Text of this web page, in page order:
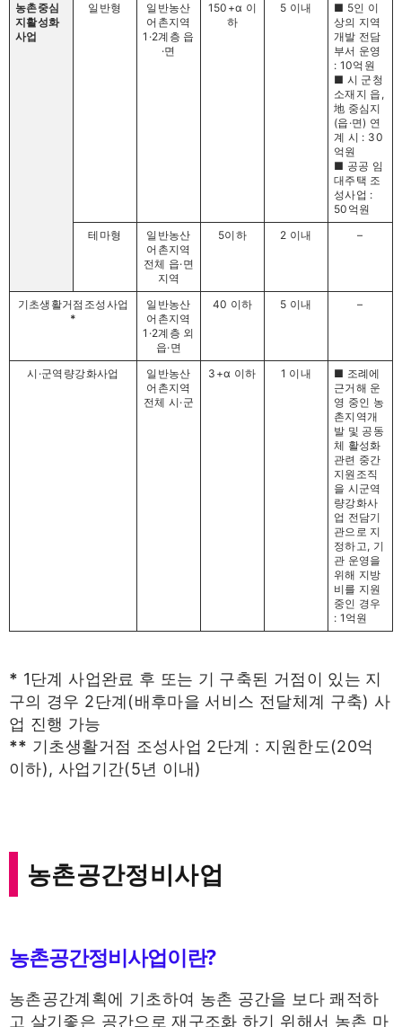
농촌중심
지활성화
사업
일반형
일반농산
어촌지역
1·2계층 읍
·면
150+α 이
하
5 이내
■ 5인 이
상의 지역
개발 전담
부서 운영
: 10억원
■ 시 군청
소재지 읍,
地 중심지
(읍·면) 연
계 시 : 30
억원
■ 공공 임
대주택 조
성사업 :
50억원
테마형
일반농산
어촌지역
전체 읍·면
지역
5이하 2 이내 –
기초생활거점조성사업
*
일반농산
어촌지역
1·2계층 외
읍·면
40 이하 5 이내 –
시·군역량강화사업
일반농산
어촌지역
전체 시·군
3+α 이하 1 이내
■ 조례에
근거해 운
영 중인 농
촌지역개
발 및 공동
체 활성화
관련 중간
지원조직
을 시군역
량강화사
업 전담기
관으로 지
정하고, 기
관 운영을
위해 지방
비를 지원
중인 경우
: 1억원
* 1단계 사업완료 후 또는 기 구축된 거점이 있는 지
구의 경우 2단계(배후마을 서비스 전달체계 구축) 사
업 진행 가능
** 기초생활거점 조성사업 2단계 : 지원한도(20억
이하), 사업기간(5년 이내)
농촌공간정비사업
농촌공간정비사업이란?
농촌공간계획에 기초하여 농촌 공간을 보다 쾌적하
고 살기좋은 공간으로 재구조화 하기 위해서 농촌 마